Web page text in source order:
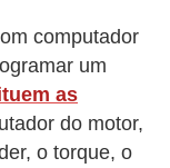
computador
um
as
do motor,
o torque, o